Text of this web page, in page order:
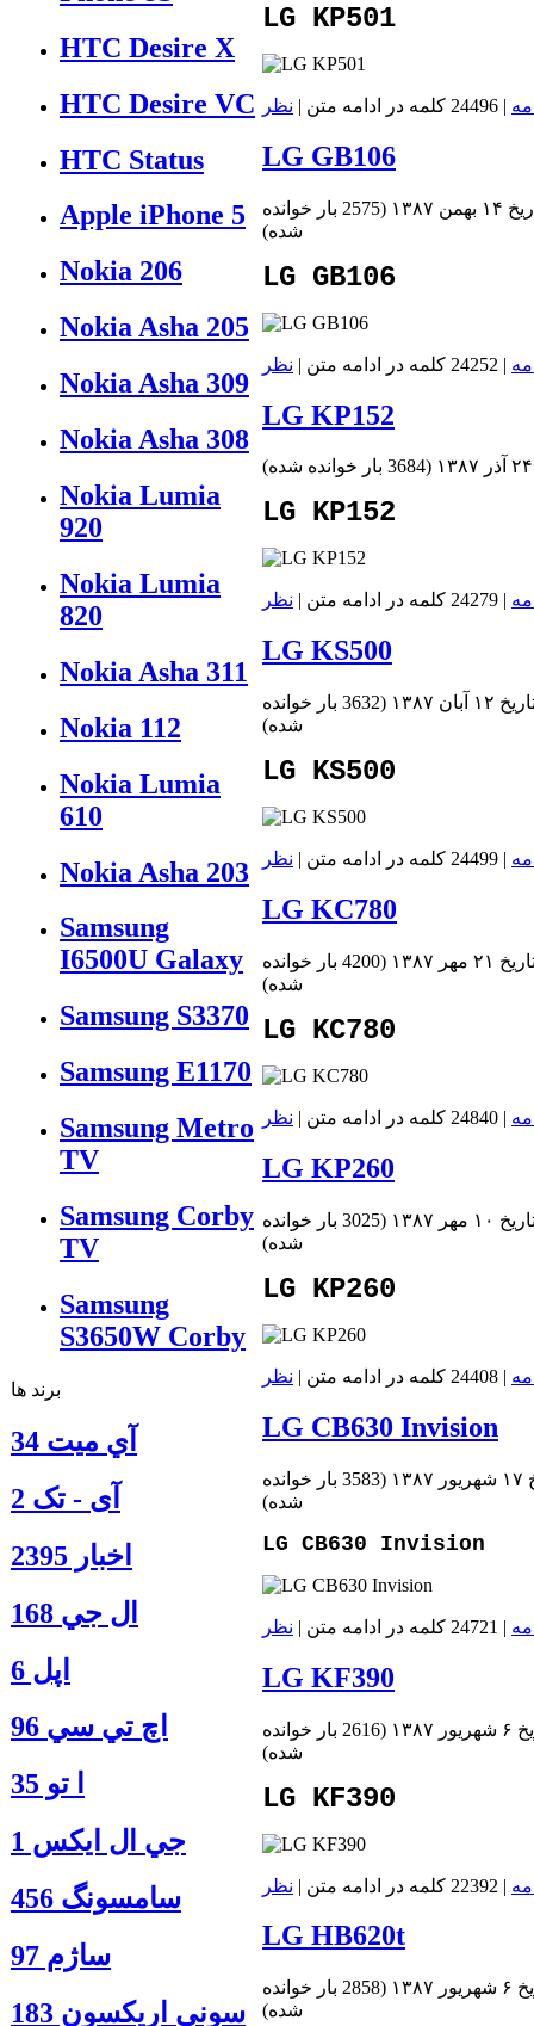
HTC Desire X
HTC Desire VC
HTC Status
Apple iPhone 5
Nokia 206
Nokia Asha 205
Nokia Asha 309
Nokia Asha 308
Nokia Lumia
920
Nokia Lumia
820
Nokia Asha 311
Nokia 112
Nokia Lumia
610
Nokia Asha 203
Samsung
I6500U Galaxy
Samsung S3370
Samsung E1170
Samsung Metro
TV
Samsung Corby
TV
Samsung
S3650W Corby
برند ها
آي ميت 34
آی - تک 2
اخبار 2395
ال جي 168
اپل 6
اچ تي سي 96
ا‍ تو 35
جي ال ايكس 1
سامسونگ 456
ساژم 97
سوني اريكسون 183
LG KP501
| 24496 کلمه در ادامه متن | نظر
LG GB106
۱۳۸۷ (
2575 بار خوانده
شده)
LG GB106
| 24252 کلمه در ادامه متن | نظر
LG KP152
(3684 بار خوانده شده )
LG KP152
| 24279 کلمه در ادامه متن | نظر
LG KS500
آبان ۱۳۸۷ (
3632 بار خوانده
شده)
LG KS500
| 24499 کلمه در ادامه متن | نظر
LG KC780
مهر ۱۳۸۷ (
4200 بار خوانده
شده)
LG KC780
| 24840 کلمه در ادامه متن | نظر
LG KP260
مهر ۱۳۸۷ (
3025 بار خوانده
شده)
LG KP260
| 24408 کلمه در ادامه متن | نظر
LG CB630 Invision
(
3583 بار خوانده
شده)
LG CB630 Invision
| 24721 کلمه در ادامه متن | نظر
LG KF390
۱۳۸۷ (
2616 بار خوانده
شده)
LG KF390
| 22392 کلمه در ادامه متن | نظر
LG HB620t
۱۳۸۷ (
2858 بار خوانده
شده)